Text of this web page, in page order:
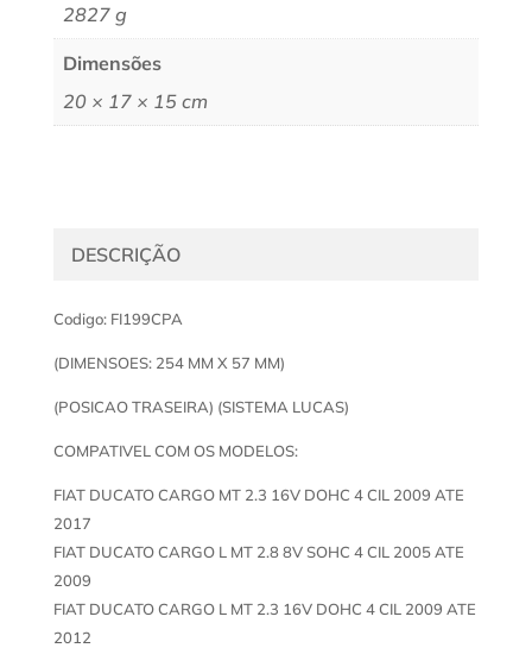
2827 g
Dimensões
20 × 17 × 15 cm
DESCRIÇÃO
Codigo: FI199CPA
(DIMENSOES: 254 MM X 57 MM)
(POSICAO TRASEIRA) (SISTEMA LUCAS)
COMPATIVEL COM OS MODELOS:
FIAT DUCATO CARGO MT 2.3 16V DOHC 4 CIL 2009 ATE
2017
FIAT DUCATO CARGO L MT 2.8 8V SOHC 4 CIL 2005 ATE
2009
FIAT DUCATO CARGO L MT 2.3 16V DOHC 4 CIL 2009 ATE
2012